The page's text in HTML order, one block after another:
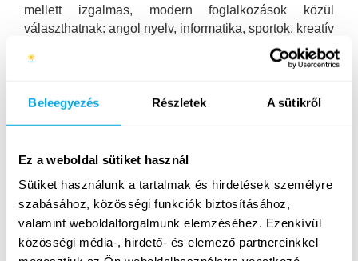
Beleegyezés Részletek A sütikről
Ez a weboldal sütiket használ
Sütiket használunk a tartalmak és hirdetések személyre
szabásához, közösségi funkciók biztosításához,
valamint weboldalforgalmunk elemzéséhez. Ezenkívül
közösségi média-, hirdető- és elemező partnereinkkel
mellett izgalmas, modern foglalkozások közül
választhatnak: angol nyelv, informatika, sportok, kreatív
programok és számos közösségi élmény várja őket
egy nemzetközi, inspiráló környezetben. Minden
választja a Funside balatongyöröki kétnyelvű táborát,
ahol a közép-európai régióban egyedülálló módon,
helyszínen, amelyből hetente kettő választható,
táborozókat július 12. és augusztus 1. között.
Bővebben: www.funside.hu/balaton
A TEKA jóvoltából most olyan diákok számára is